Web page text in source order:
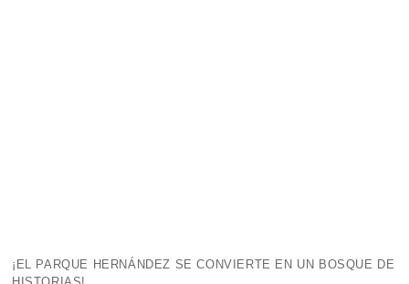
¡EL PARQUE HERNÁNDEZ SE CONVIERTE EN UN BOSQUE DE